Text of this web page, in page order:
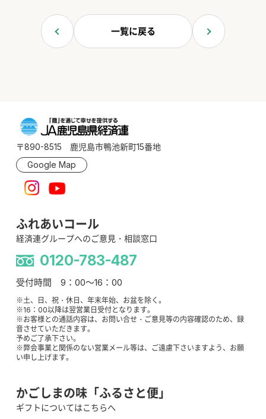
一覧に戻る
〒890-8515 鹿児島市鴨池新町15番地
Google Map
ふれあいコール
経済連グループへのご意見・相談窓口
0120-783-487
受付時間 9：00～16：00
※土、日、祝・休日、年末年始、お盆を除く。
※16：00以降は翌営業日受付となります。
※お客様との通話内容は、お問い合せ・ご意見等の内容確認のため、録
音させていただきます。
予めご了承下さい。
※弊会事業と関係のない営業メール等は、ご遠慮下さいますよう、お願
い申し上げます。
かごしまの味「ふるさと便」
ギフトについてはこちらへ